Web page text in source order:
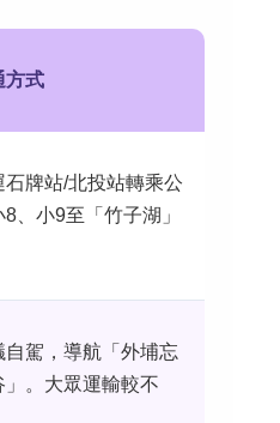
方式
石牌站/北投站轉乘公
8、小9至「竹子湖」
自駕，導航「外埔忘
」。大眾運輸較不